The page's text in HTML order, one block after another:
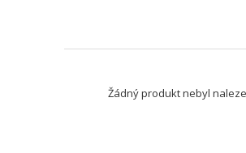
Žádný produkt nebyl